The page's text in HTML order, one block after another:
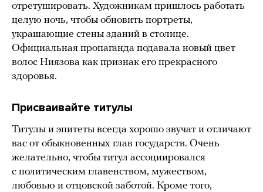
отретушировать. Художникам пришлось работать
целую ночь, чтобы обновить портреты,
украшающие стены зданий в столице.
Официальная пропаганда подавала новый цвет
волос Ниязова как признак его прекрасного
здоровья.
Присваивайте титулы
Титулы и эпитеты всегда хорошо звучат и отличают
вас от обыкновенных глав государств. Очень
желательно, чтобы титул ассоциировался
с политическим главенством, мужеством,
любовью и отцовской заботой. Кроме того,